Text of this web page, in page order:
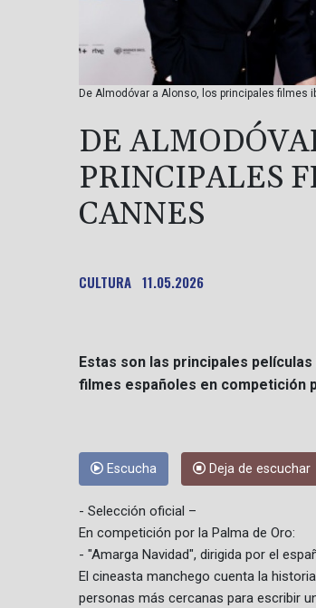
De Almodóvar a Alonso, los principales filmes
DE
PRINCIPALES
CANNES
CULTURA 11.05.2026
Estas son las principales
filmes españoles en competición
Escucha Deja de escuchar
- Selección oficial –
En competición por la Palma de Oro:
- "Amarga Navidad", dirigida por el
El cineasta manchego cuenta la
personas más cercanas para escribir